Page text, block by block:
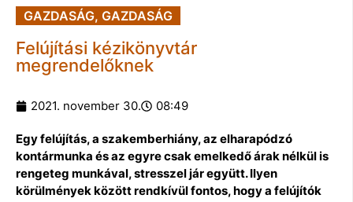
GAZDASÁG, GAZDASÁG
Felújítási kézikönyvtár
megrendelőknek
2021. november 30. 08:49
Egy felújítás, a szakemberhiány, az elharapódzó
kontármunka és az egyre csak emelkedő árak nélkül is
rengeteg munkával, stresszel jár együtt. Ilyen
körülmények között rendkívül fontos, hogy a felújítók